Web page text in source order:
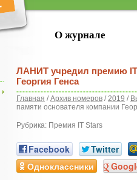
О журнале
ЛАНИТ учредил премию IT
Георгия Генса
Главная /Архив номеров /2019 /
памяти основателя компании
Рубрика: Премия IT Stars
Facebook
Twitter
Одноклассники